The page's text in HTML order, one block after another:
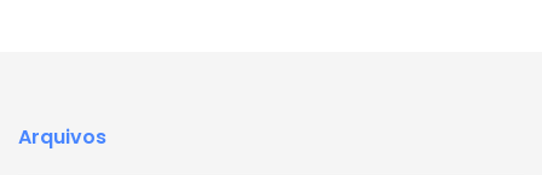
Arquivos